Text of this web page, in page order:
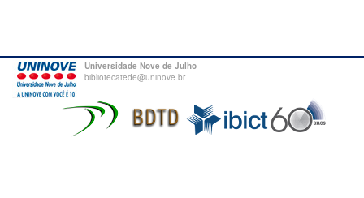
Universidade Nove de Julho
bibliotecatede@uninove.br